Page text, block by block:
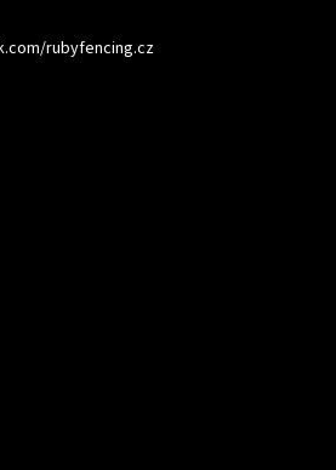
rubyfencing.cz